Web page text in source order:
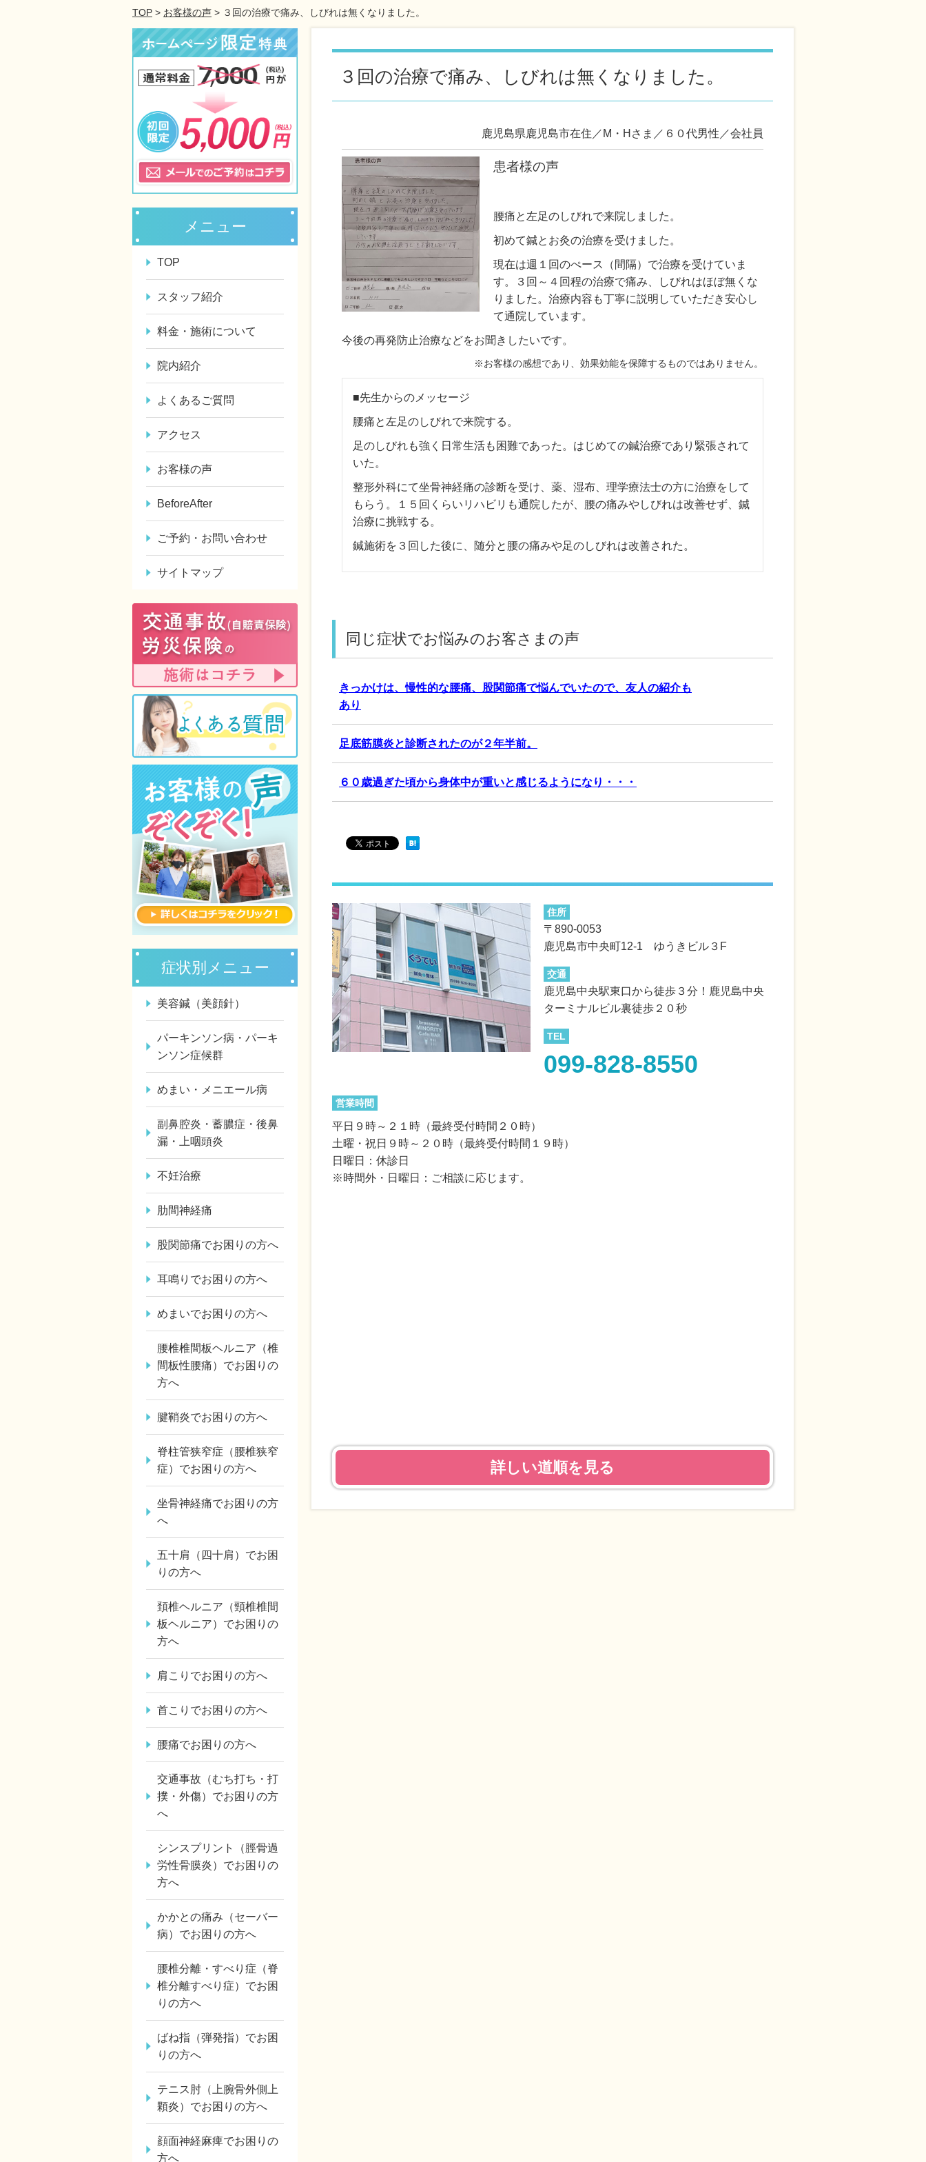
TOP > お客様の声 > ３回の治療で痛み、しびれは無くなりました。
３回の治療で痛み、しびれは無くなりました。
鹿児島県鹿児島市在住／M・Hさま／６０代男性／会社員
患者様の声
腰痛と左足のしびれで来院しました。
初めて鍼とお灸の治療を受けました。
現在は週１回のぺース（間隔）で治療を受けていま
す。３回～４回程の治療で痛み、しびれはほぼ無くな
りました。治療内容も丁寧に説明していただき安心し
て通院しています。
今後の再発防止治療などをお聞きしたいです。
※お客様の感想であり、効果効能を保障するものではありません。
■先生からのメッセージ
腰痛と左足のしびれで来院する。
足のしびれも強く日常生活も困難であった。はじめての鍼治療であり緊張されて
いた。
整形外科にて坐骨神経痛の診断を受け、薬、湿布、理学療法士の方に治療をして
もらう。１５回くらいリハビリも通院したが、腰の痛みやしびれは改善せず、鍼
治療に挑戦する。
鍼施術を３回した後に、随分と腰の痛みや足のしびれは改善された。
同じ症状でお悩みのお客さまの声
きっかけは、慢性的な腰痛、股関節痛で悩んでいたので、友人の紹介も
あり
足底筋膜炎と診断されたのが２年半前。
６０歳過ぎた頃から身体中が重いと感じるようになり・・・
住所
〒890-0053
鹿児島市中央町12-1 ゆうきビル３F
交通
鹿児島中央駅東口から徒歩３分！鹿児島中央
ターミナルビル裏徒歩２０秒
TEL
099-828-8550
営業時間
平日９時～２１時（最終受付時間２０時）
土曜・祝日９時～２０時（最終受付時間１９時）
日曜日：休診日
※時間外・日曜日：ご相談に応じます。
詳しい道順を見る
メニュー
TOP
スタッフ紹介
料金・施術について
院内紹介
よくあるご質問
アクセス
お客様の声
BeforeAfter
ご予約・お問い合わせ
サイトマップ
症状別メニュー
美容鍼（美顔針）
パーキンソン病・パーキ
ンソン症候群
めまい・メニエール病
副鼻腔炎・蓄膿症・後鼻
漏・上咽頭炎
不妊治療
肋間神経痛
股関節痛でお困りの方へ
耳鳴りでお困りの方へ
めまいでお困りの方へ
腰椎椎間板ヘルニア（椎
間板性腰痛）でお困りの
方へ
腱鞘炎でお困りの方へ
脊柱管狭窄症（腰椎狭窄
症）でお困りの方へ
坐骨神経痛でお困りの方
へ
五十肩（四十肩）でお困
りの方へ
頚椎ヘルニア（頸椎椎間
板ヘルニア）でお困りの
方へ
肩こりでお困りの方へ
首こりでお困りの方へ
腰痛でお困りの方へ
交通事故（むち打ち・打
撲・外傷）でお困りの方
へ
シンスプリント（脛骨過
労性骨膜炎）でお困りの
方へ
かかとの痛み（セーバー
病）でお困りの方へ
腰椎分離・すべり症（脊
椎分離すべり症）でお困
りの方へ
ばね指（弾発指）でお困
りの方へ
テニス肘（上腕骨外側上
顆炎）でお困りの方へ
顔面神経麻痺でお困りの
方へ